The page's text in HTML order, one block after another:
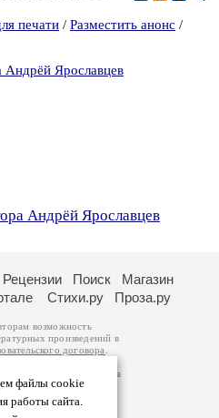
печати / Разместить анонс /
Андрёй Ярославцев
Андрёй Ярославцев
файлы cookie
работы сайта.
Рецензии Поиск
Магазин
Стихи.ру Проза.ру
возможность
произведений в
договора
принадлежат авторам
произведений возможна
вы можете
Ответственность за
на